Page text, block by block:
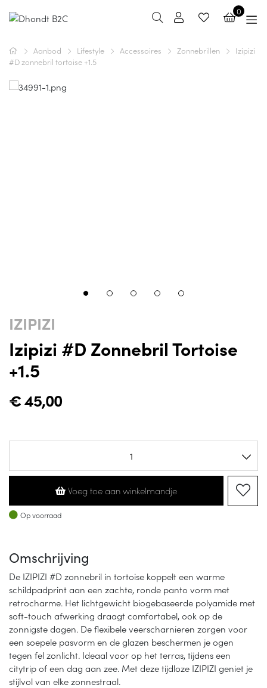
0
Aanbod Lifestyle Accessoires Zonnebrillen
Izipizi
#D zonnebril tortoise +1.5
IZIPIZI
Izipizi #D Zonnebril Tortoise
+1.5
€45,00
Voeg toe aan winkelmandje
Op voorraad
Op voorraad
Omschrijving
De IZIPIZI #D zonnebril in tortoise koppelt een warme
schildpadprint aan een zachte, ronde panto vorm met
retrocharme. Het lichtgewicht biogebaseerde polyamide met
soft-touch afwerking draagt comfortabel, ook op de
zonnigste dagen. De flexibele veerscharnieren zorgen voor
een soepele pasvorm en de glazen beschermen je ogen
tegen fel zonlicht. Ideaal voor op het terras, tijdens een
citytrip of een dag aan zee. Met deze tijdloze IZIPIZI geniet je
stijlvol van elke zonnestraal.